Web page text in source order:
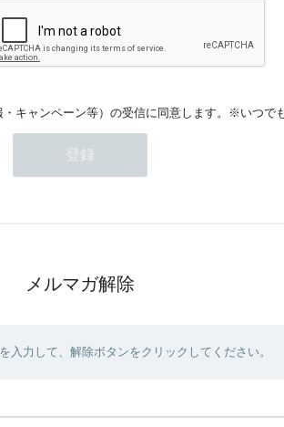
キャンペーン等）の受信に同意します。※いつで
メルマガ解除
入力して、解除ボタンをクリックしてください。